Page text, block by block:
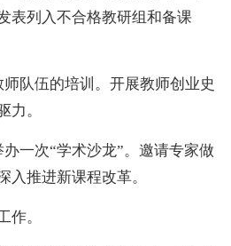
表列入不合格教研组和备课
队伍的培训。开展教师创业史
力。
一次“学术沙龙”。邀请专家做
入推进新课程改革。
作。